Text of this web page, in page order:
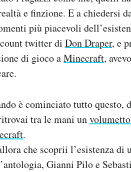
e finzione. E a chiedersi
più piacevoli
twitter di Don Draper, e
di gioco aMinecraft,
è cominciato tutto
tra le mani unvolumetto
.
che scoprii l’esistenza
Gianni Pilo e